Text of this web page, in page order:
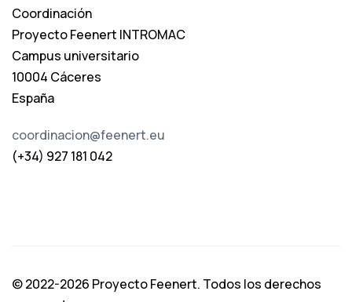
Coordinación
Proyecto Feenert INTROMAC
Campus universitario
10004 Cáceres
España
coordinacion@feenert.eu
(+34) 927 181 042
© 2022-2026 Proyecto Feenert. Todos los derechos